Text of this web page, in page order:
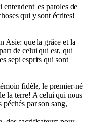
les paroles de
qui y sont écrites!
Asie: que la grâce et la
de celui qui est, qui
sept esprits qui sont
fidèle, le premier-né
la terre! A celui qui nous
par son sang,